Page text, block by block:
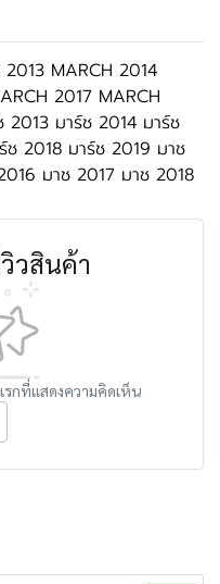
MARCH 2014
2017 MARCH
มาร์ช 2014 มาร์ช
ช 2018 มาร์ช 2019 มาช
มาช 2017 มาช 2018
วสินค้า
กที่แสดงความคิดเห็น